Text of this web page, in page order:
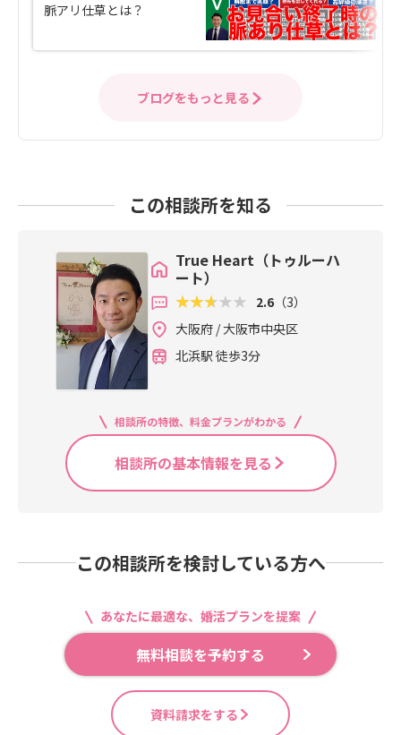
脈アリ仕草とは？
ブログをもっと見る
この相談所を知る
True Heart（トゥルーハ
ート）
2.6 （3）
大阪府 / 大阪市中央区
北浜駅 徒歩3分
相談所の特徴、料金プランがわかる
相談所の基本情報を見る
この相談所を検討している方へ
あなたに最適な、婚活プランを提案
無料相談を予約する
資料請求をする